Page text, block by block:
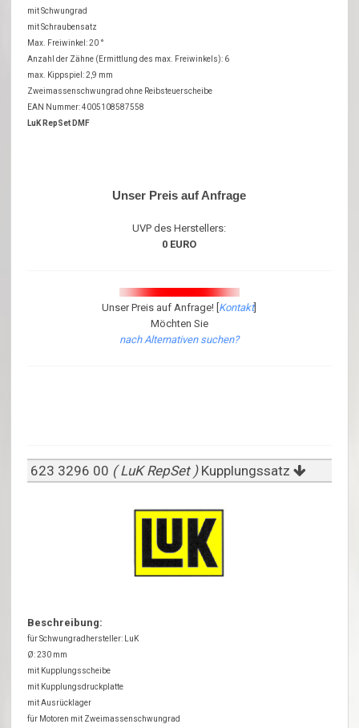
mit Schwungrad
mit Schraubensatz
Max. Freiwinkel: 20 °
Anzahl der Zähne (Ermittlung des max. Freiwinkels): 6
max. Kippspiel: 2,9 mm
Zweimassenschwungrad ohne Reibsteuerscheibe
EAN Nummer: 4005108587558
LuK RepSet DMF
Unser Preis auf Anfrage
UVP des Herstellers:
0 EURO
Unser Preis auf Anfrage! [Kontakt]
Möchten Sie
nach Alternativen suchen?
623 3296 00 ( LuK RepSet ) Kupplungssatz
Beschreibung:
für Schwungradhersteller: LuK
Ø: 230 mm
mit Kupplungsscheibe
mit Kupplungsdruckplatte
mit Ausrücklager
für Motoren mit Zweimassenschwungrad